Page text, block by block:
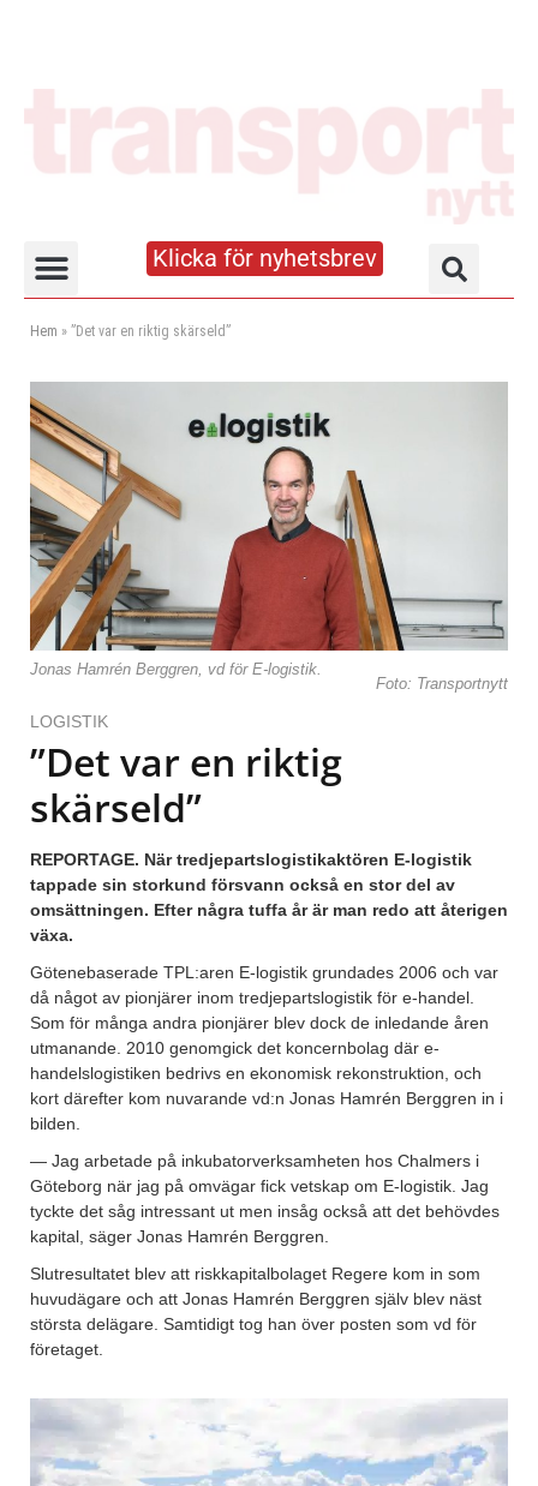
Klicka för nyhetsbrev
Hem » ”Det var en riktig skärseld”
Jonas Hamrén Berggren, vd för E-logistik.
Foto: Transportnytt
LOGISTIK
”Det var en riktig
skärseld”
REPORTAGE. När tredjepartslogistikaktören E-logistik
tappade sin storkund försvann också en stor del av
omsättningen. Efter några tuffa år är man redo att återigen
växa.
Götenebaserade TPL:aren E-logistik grundades 2006 och var
då något av pionjärer inom tredjepartslogistik för e-handel.
Som för många andra pionjärer blev dock de inledande åren
utmanande. 2010 genomgick det koncernbolag där e-
handelslogistiken bedrivs en ekonomisk rekonstruktion, och
kort därefter kom nuvarande vd:n Jonas Hamrén Berggren in i
bilden.
— Jag arbetade på inkubatorverksamheten hos Chalmers i
Göteborg när jag på omvägar fick vetskap om E-logistik. Jag
tyckte det såg intressant ut men insåg också att det behövdes
kapital, säger Jonas Hamrén Berggren.
Slutresultatet blev att riskkapitalbolaget Regere kom in som
huvudägare och att Jonas Hamrén Berggren själv blev näst
största delägare. Samtidigt tog han över posten som vd för
företaget.